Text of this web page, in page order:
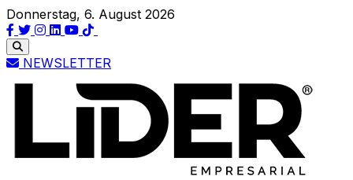
Donnerstag, 6. August 2026
NEWSLETTER